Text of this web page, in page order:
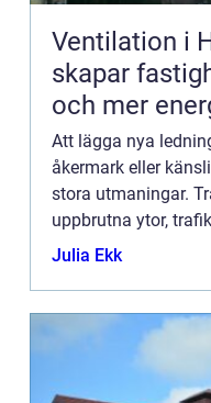
Ventilation i
skapar
och mer
byggnader
Att lägga nya
åkermark eller
stora utmaningar.
uppbrutna ytor,
Julia Ekk